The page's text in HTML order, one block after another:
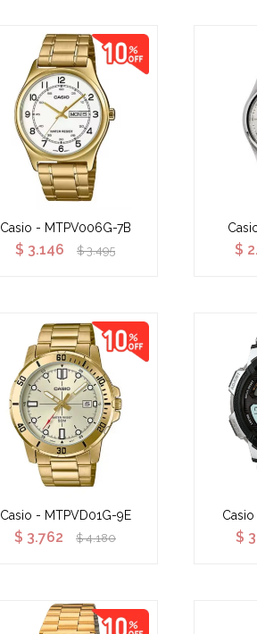
Casio - MTPV006G-7B
$ 3.146 $ 3.495 $
Casio - MTPVD01G-9E
$ 3.762 $ 4.180 $